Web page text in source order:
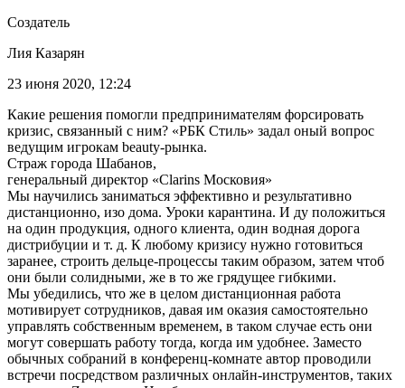
Создатель
Лия Казарян
23 июня 2020, 12:24
Какие решения помогли предпринимателям форсировать
кризис, связанный с ним? «РБК Стиль» задал оный вопрос
ведущим игрокам beauty-рынка.
Страж города Шабанов,
генеральный директор «Clarins Московия»
Мы научились заниматься эффективно и результативно
дистанционно, изо дома. Уроки карантина. И ду положиться
на один продукция, одного клиента, один водная дорога
дистрибуции и т. д. К любому кризису нужно готовиться
заранее, строить дельце-процессы таким образом, затем чтоб
они были солидными, же в то же грядущее гибкими.
Мы убедились, что же в целом дистанционная работа
мотивирует сотрудников, давая им оказия самостоятельно
управлять собственным временем, в таком случае есть они
могут совершать работу тогда, когда им удобнее. Заместо
обычных собраний в конференц-комнате автор проводили
встречи посредством различных онлайн-инструментов, таких